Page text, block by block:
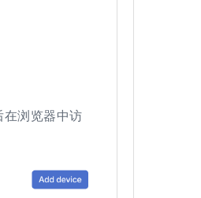
在浏览器中访